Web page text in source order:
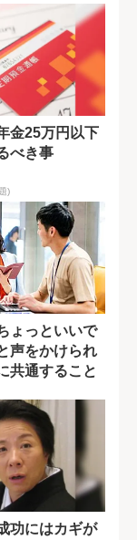
金25万円以下
べき事
)
ょっといいで
声をかけられ
共通すること
功にはカギが